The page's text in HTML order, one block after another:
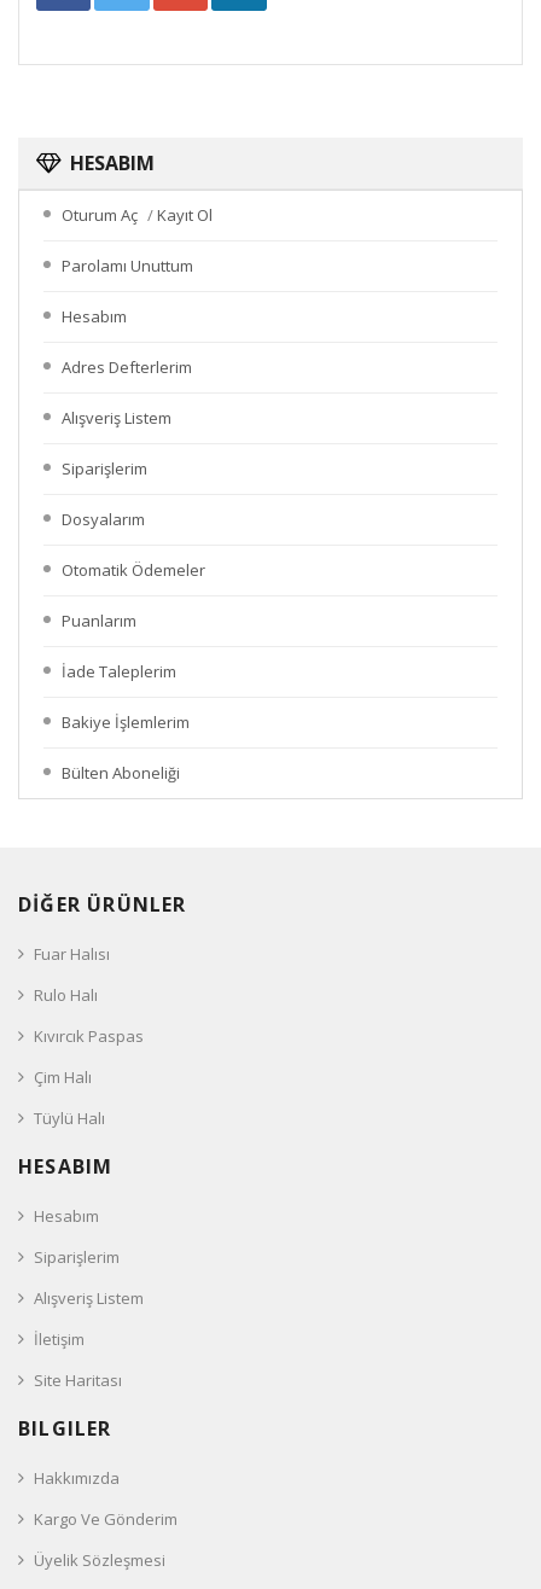
HESABIM
Oturum Aç /Kayıt Ol
Parolamı Unuttum
Hesabım
Adres Defterlerim
Alışveriş Listem
Siparişlerim
Dosyalarım
Otomatik Ödemeler
Puanlarım
İade Taleplerim
Bakiye İşlemlerim
Bülten Aboneliği
DİĞER ÜRÜNLER
Fuar Halısı
Rulo Halı
Kıvırcık Paspas
Çim Halı
Tüylü Halı
HESABIM
Hesabım
Siparişlerim
Alışveriş Listem
İletişim
Site Haritası
BILGILER
Hakkımızda
Kargo Ve Gönderim
Üyelik Sözleşmesi